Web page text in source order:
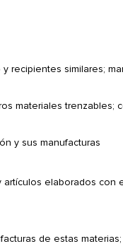
recipientes similares;
materiales trenzables;
y sus manufacturas
elaborados con
de estas